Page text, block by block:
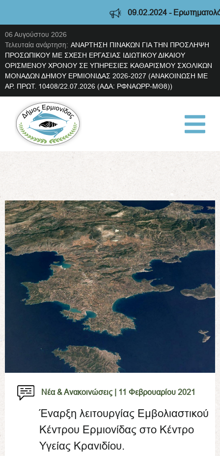
09.02.2024 - Ερωτηματολόγιο
06 Αυγούστου 2026
Τελευταία ανάρτηση: ΑΝΑΡΤΗΣΗ ΠΙΝΑΚΩΝ ΓΙΑ ΤΗΝ ΠΡΟΣΛΗΨΗ
ΠΡΟΣΩΠΙΚΟΥ ΜΕ ΣΧΕΣΗ ΕΡΓΑΣΙΑΣ ΙΔΙΩΤΙΚΟΥ ΔΙΚΑΙΟΥ
ΟΡΙΣΜΕΝΟΥ ΧΡΟΝΟΥ ΣΕ ΥΠΗΡΕΣΙΕΣ ΚΑΘΑΡΙΣΜΟΥ ΣΧΟΛΙΚΩΝ
ΜΟΝΑΔΩΝ ΔΗΜΟΥ ΕΡΜΙΟΝΙΔΑΣ 2026-2027 (ΑΝΑΚΟΙΝΩΣΗ ΜΕ
ΑΡ. ΠΡΩΤ. 10408/22.07.2026 (ΑΔΑ: ΡΦΝΑΩΡΡ-ΜΘ8))
Νέα & Ανακοινώσεις | 11 Φεβρουαρίου 2021
Έναρξη λειτουργίας Εμβολιαστικού
Κέντρου Ερμιονίδας στο Κέντρο
Υγείας Κρανιδίου.